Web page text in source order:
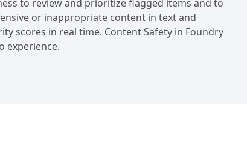
to review and prioritize flagged items and to
or inappropriate content in text and
scores in real time. Content Safety in Foundry
experience.